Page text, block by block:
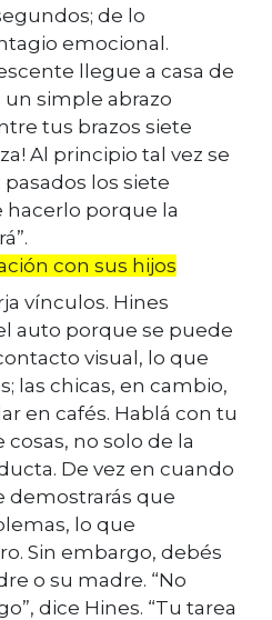
de lo
emocional.
llegue a casa de
un simple abrazo
tus brazos siete
Al principio tal vez se
los siete
hacerlo porque la
con sus hijos
vínculos. Hines
auto porque se puede
visual, lo que
las chicas, en cambio,
en cafés. Hablá con tu
no solo de la
De vez en cuando
demostrarás que
lo que
Sin embargo, debés
o su madre. “No
dice Hines. “Tu tarea